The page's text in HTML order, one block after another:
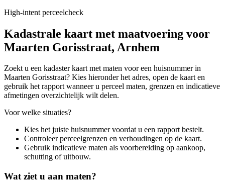
High-intent perceelcheck
Kadastrale kaart met maatvoering voor
Maarten Gorisstraat, Arnhem
Zoekt u een kadaster kaart met maten voor een huisnummer in
Maarten Gorisstraat? Kies hieronder het adres, open de kaart en
gebruik het rapport wanneer u perceel maten, grenzen en indicatieve
afmetingen overzichtelijk wilt delen.
Voor welke situaties?
Kies het juiste huisnummer voordat u een rapport bestelt.
Controleer perceelgrenzen en verhoudingen op de kaart.
Gebruik indicatieve maten als voorbereiding op aankoop,
schutting of uitbouw.
Wat ziet u aan maten?